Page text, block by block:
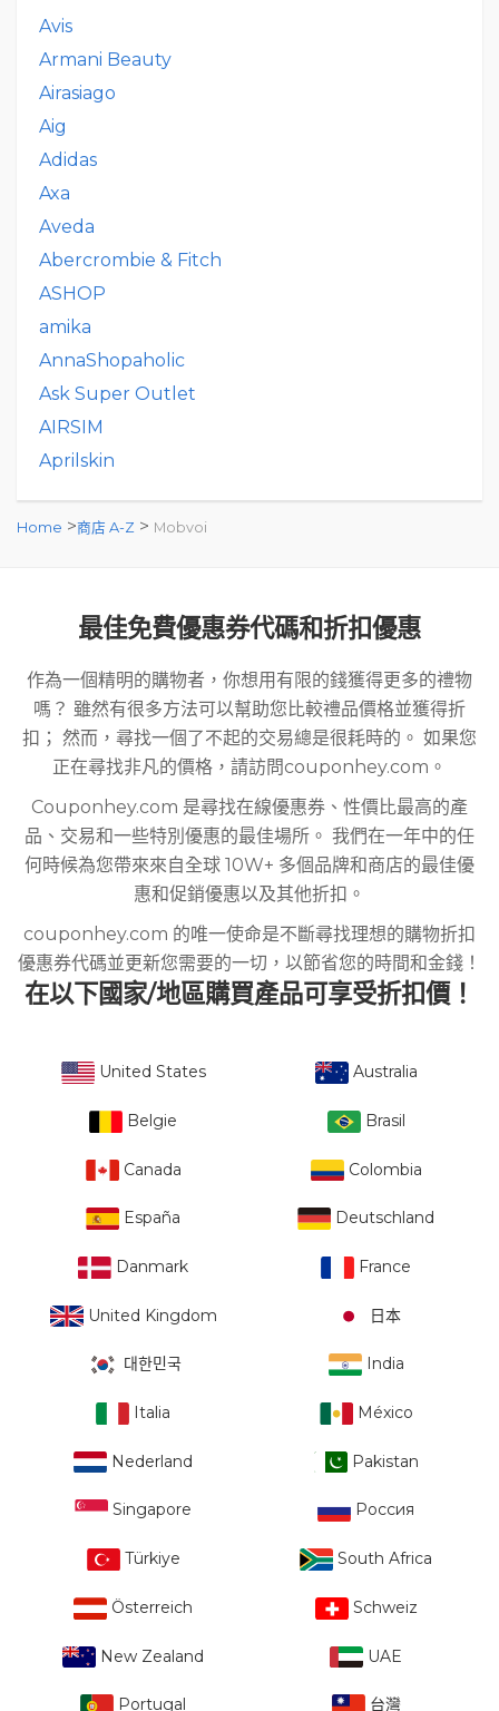
Avis
Armani Beauty
Airasiago
Aig
Adidas
Axa
Aveda
Abercrombie & Fitch
ASHOP
amika
AnnaShopaholic
Ask Super Outlet
AIRSIM
Aprilskin
Home >商店 A-Z > Mobvoi
最佳免費優惠券代碼和折扣優惠
作為一個精明的購物者，你想用有限的錢獲得更多的禮物
嗎？ 雖然有很多方法可以幫助您比較禮品價格並獲得折
扣； 然而，尋找一個了不起的交易總是很耗時的。 如果您
正在尋找非凡的價格，請訪問couponhey.com。
Couponhey.com 是尋找在線優惠券、性價比最高的產
品、交易和一些特別優惠的最佳場所。 我們在一年中的任
何時候為您帶來來自全球 10W+ 多個品牌和商店的最佳優
惠和促銷優惠以及其他折扣。
couponhey.com 的唯一使命是不斷尋找理想的購物折扣
優惠券代碼並更新您需要的一切，以節省您的時間和金錢！
在以下國家/地區購買產品可享受折扣價！
United States Australia
Belgie Brasil
Canada Colombia
España Deutschland
Danmark France
United Kingdom 日本
대한민국 India
Italia México
Nederland Pakistan
Singapore Россия
Türkiye South Africa
Österreich Schweiz
New Zealand UAE
Portugal 台灣